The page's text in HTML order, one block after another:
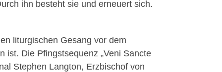
ihn besteht sie und erneuert sich.
liturgischen Gesang vor dem
ist. Die Pfingstsequenz „Veni Sancte
Stephen Langton, Erzbischof von